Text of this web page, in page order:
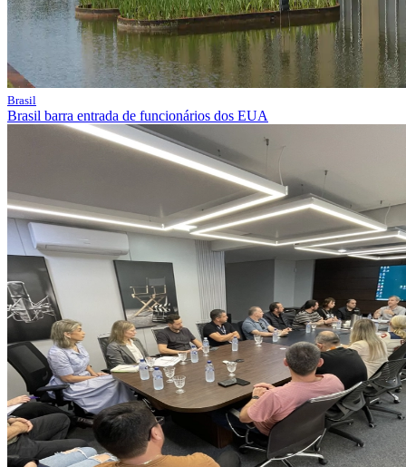
Brasil
Brasil barra entrada de funcionários dos EUA